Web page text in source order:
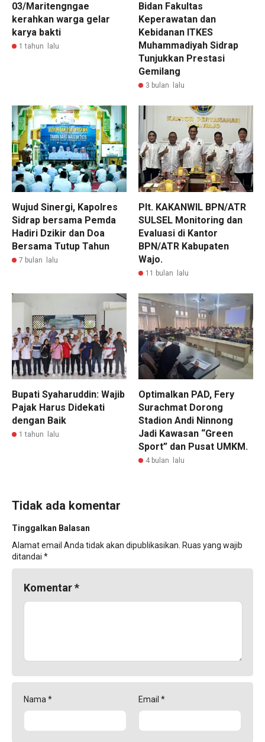
03/Maritengngae
kerahkan warga gelar
karya bakti
1 tahun lalu
Bidan Fakultas
Keperawatan dan
Kebidanan ITKES
Muhammadiyah Sidrap
Tunjukkan Prestasi
Gemilang
3 bulan lalu
Wujud Sinergi, Kapolres
Sidrap bersama Pemda
Hadiri Dzikir dan Doa
Bersama Tutup Tahun
7 bulan lalu
Plt. KAKANWIL BPN/ATR
SULSEL Monitoring dan
Evaluasi di Kantor
BPN/ATR Kabupaten
Wajo.
11 bulan lalu
Bupati Syaharuddin: Wajib
Pajak Harus Didekati
dengan Baik
1 tahun lalu
Optimalkan PAD, Fery
Surachmat Dorong
Stadion Andi Ninnong
Jadi Kawasan “Green
Sport” dan Pusat UMKM.
4 bulan lalu
Tidak ada komentar
Tinggalkan Balasan
Alamat email Anda tidak akan dipublikasikan. Ruas yang wajib
ditandai *
Komentar*
Nama* Email *